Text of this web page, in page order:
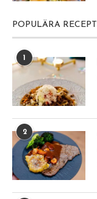
POPULÄRA RECEPT
1
2